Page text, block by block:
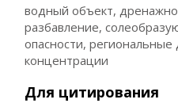
водный объект,
разбавление,
опасности,
концентрации
Для цитирования